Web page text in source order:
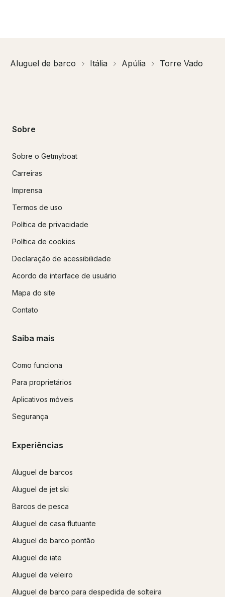
Aluguel de barco Itália Apúlia Torre Vado
Sobre
Sobre o Getmyboat
Carreiras
Imprensa
Termos de uso
Política de privacidade
Política de cookies
Declaração de acessibilidade
Acordo de interface de usuário
Mapa do site
Contato
Saiba mais
Como funciona
Para proprietários
Aplicativos móveis
Segurança
Experiências
Aluguel de barcos
Aluguel de jet ski
Barcos de pesca
Aluguel de casa flutuante
Aluguel de barco pontão
Aluguel de iate
Aluguel de veleiro
Aluguel de barco para despedida de solteira